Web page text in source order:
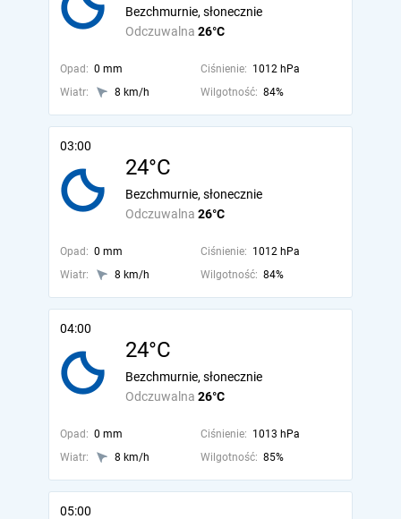
Odczuwalna 26°C
Bezchmurnie, słonecznie
Opad: 0 mm Ciśnienie: 1012 hPa
Wiatr:
8 km/h Wilgotność: 84%
03:00
24°C
Odczuwalna 26°C
Bezchmurnie, słonecznie
Opad: 0 mm Ciśnienie: 1012 hPa
Wiatr:
8 km/h Wilgotność: 84%
04:00
24°C
Odczuwalna 26°C
Bezchmurnie, słonecznie
Opad: 0 mm Ciśnienie: 1013 hPa
Wiatr:
8 km/h Wilgotność: 85%
05:00